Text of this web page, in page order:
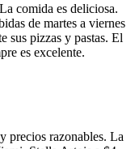
comida es deliciosa.
de martes a viernes
sus pizzas y pastas. El
es excelente.
precios razonables. La